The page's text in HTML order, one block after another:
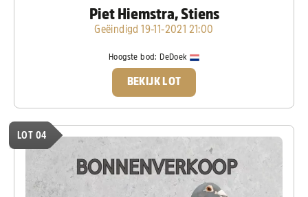
Piet Hiemstra, Stiens
Geëindigd 19-11-2021 21:00
Hoogste bod:DeDoek
BEKIJK LOT
LOT 04